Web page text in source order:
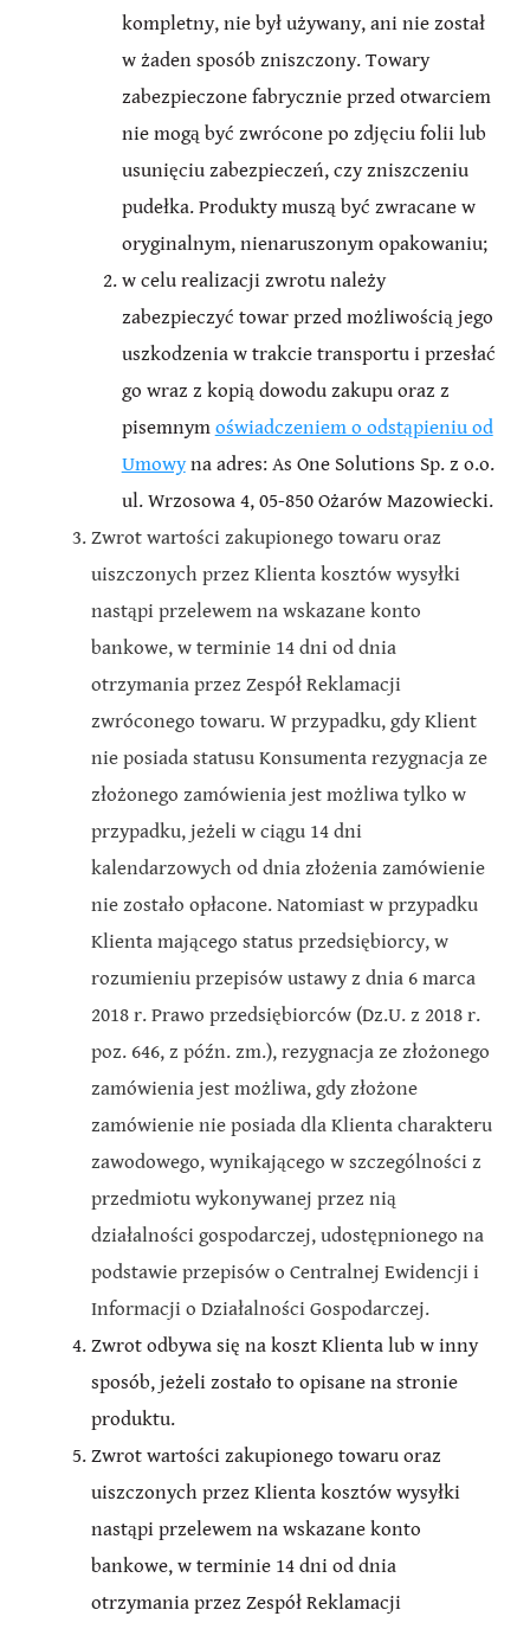
kompletny, nie był używany, ani nie został
w żaden sposób zniszczony. Towary
zabezpieczone fabrycznie przed otwarciem
nie mogą być zwrócone po zdjęciu folii lub
usunięciu zabezpieczeń, czy zniszczeniu
pudełka. Produkty muszą być zwracane w
oryginalnym, nienaruszonym opakowaniu;
w celu realizacji zwrotu należy
zabezpieczyć towar przed możliwością jego
uszkodzenia w trakcie transportu i przesłać
go wraz z kopią dowodu zakupu oraz z
pisemnym oświadczeniem o odstąpieniu od
Umowyna adres: As One Solutions Sp. z o.o.
ul. Wrzosowa 4, 05-850 Ożarów Mazowiecki.
Zwrot wartości zakupionego towaru oraz
uiszczonych przez Klienta kosztów wysyłki
nastąpi przelewem na wskazane konto
bankowe, w terminie 14 dni od dnia
otrzymania przez Zespół Reklamacji
zwróconego towaru. W przypadku, gdy Klient
nie posiada statusu Konsumenta rezygnacja ze
złożonego zamówienia jest możliwa tylko w
przypadku, jeżeli w ciągu 14 dni
kalendarzowych od dnia złożenia zamówienie
nie zostało opłacone. Natomiast w przypadku
Klienta mającego status przedsiębiorcy, w
rozumieniu przepisów ustawy z dnia 6 marca
2018 r. Prawo przedsiębiorców (Dz.U. z 2018 r.
poz. 646, z późn. zm.), rezygnacja ze złożonego
zamówienia jest możliwa, gdy złożone
zamówienie nie posiada dla Klienta charakteru
zawodowego, wynikającego w szczególności z
przedmiotu wykonywanej przez nią
działalności gospodarczej, udostępnionego na
podstawie przepisów o Centralnej Ewidencji i
Informacji o Działalności Gospodarczej.
Zwrot odbywa się na koszt Klienta lub w inny
sposób, jeżeli zostało to opisane na stronie
produktu.
Zwrot wartości zakupionego towaru oraz
uiszczonych przez Klienta kosztów wysyłki
nastąpi przelewem na wskazane konto
bankowe, w terminie 14 dni od dnia
otrzymania przez Zespół Reklamacji